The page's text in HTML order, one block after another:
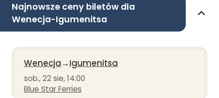
Najnowsze ceny biletów dla
Wenecja-Igumenitsa
Wenecja→Igumenitsa
sob., 22 sie, 14:00
Blue Star Ferries